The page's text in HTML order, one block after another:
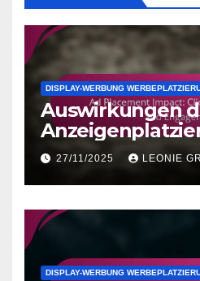
DISPLAY-WERBUNG
Auswirkungen
Klickrate und
27/11/2025 LEONIE
DISPLAY-WERBUNG